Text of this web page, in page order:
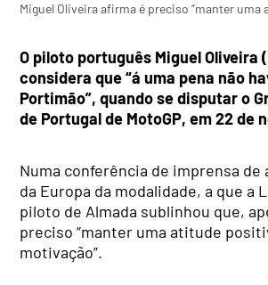
Miguel Oliveira afirma é preciso “manter uma
O piloto português Miguel Oliveira
considera que “á uma pena não
Portimão”, quando se disputar o
de Portugal de MotoGP, em 22 de
Numa conferência de imprensa de
da Europa da modalidade, a que a
piloto de Almada sublinhou que,
preciso “manter uma atitude
motivação”.